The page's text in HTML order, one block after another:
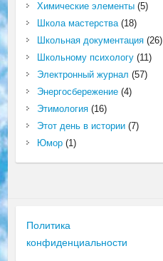
Химические элементы(5)
Школа мастерства(18)
Школьная документация(26)
Школьному психологу(11)
Электронный журнал (57)
Энергосбережение(4)
Этимология(16)
Этот день в истории(7)
Юмор(1)
Политика
конфиденциальности